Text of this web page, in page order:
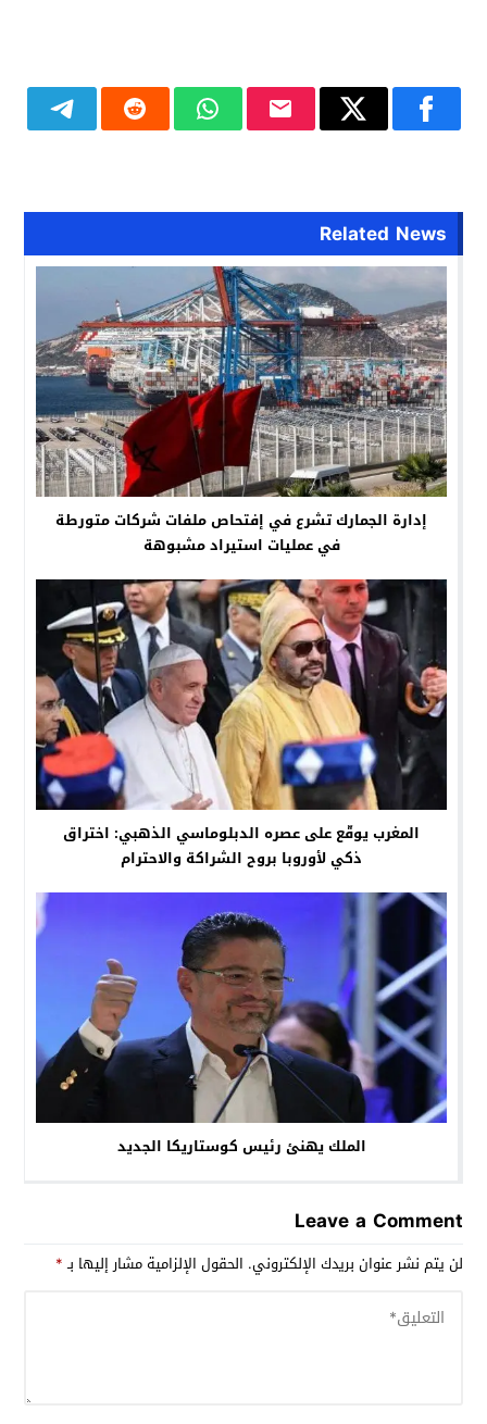
Related News
إدارة الجمارك تشرع في إفتحاص ملفات شركات متورطة
في عمليات استيراد مشبوهة
المغرب يوقّع على عصره الدبلوماسي الذهبي: اختراق
ذكي لأوروبا بروح الشراكة والاحترام
الملك يهنئ رئيس كوستاريكا الجديد
Leave a Comment
لن يتم نشر عنوان بريدك الإلكتروني. الحقول الإلزامية مشار إليها بـ*